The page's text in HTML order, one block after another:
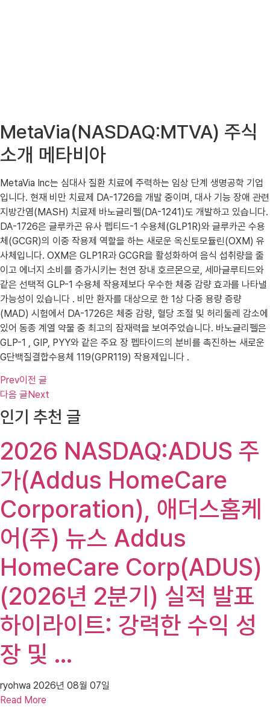
MetaVia(NASDAQ:MTVA) 주식
소개 메타비아
MetaVia Inc는 심대사 질환 치료에 주력하는 임상 단계 생명공학 기업
입니다. 현재 비만 치료제 DA-1726을 개발 중이며, 대사 기능 장애 관련
지방간염(MASH) 치료제 바노글리펠(DA-1241)도 개발하고 있습니다.
DA-1726은 글루카곤 유사 펩티드-1 수용체(GLP1R)와 글루카곤 수용
체(GCGR)의 이중 작용제 역할을 하는 새로운 옥신토모듈린(OXM) 유
사체입니다. OXM은 GLP1R과 GCGR을 활성화하여 음식 섭취량을 줄
이고 에너지 소비를 증가시키는 천연 장내 호르몬으로, 세마글루티드와
같은 선택적 GLP-1 수용체 작용제보다 우수한 체중 감량 효과를 나타낼
가능성이 있습니다 . 비만 환자를 대상으로 한 1상 다중 용량 증량
(MAD) 시험에서 DA-1726은 체중 감량, 혈당 조절 및 허리둘레 감소에
있어 동종 계열 약물 중 최고의 잠재력을 보여주었습니다. 바노글리펠은
GLP-1 , GIP, PYY와 같은 주요 장 펩타이드의 분비를 촉진하는 새로운
G단백질결합수용체 119(GPR119) 작용제입니다 .
Prev이전 글
다음 글Next
인기 추천 글
2026 NASDAQ:ADUS 주
가(Addus HomeCare
Corporation), 애더스홈케
어(주) 뉴스 Addus
HomeCare Corp(ADUS)
(2026년 2분기) 실적 발표
하이라이트: 강력한 수익 성
장 및 …
ryohwa 2026년 08월 07일
Read More